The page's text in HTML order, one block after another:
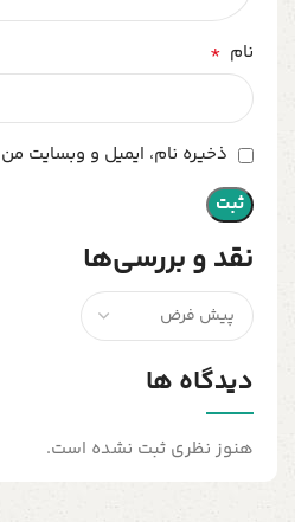
نقد و بررسی‌ها
دیدگاه ها
هنوز نظری ثبت نشده است.
نام *
ذخیره نام، ایمیل و وبسایت